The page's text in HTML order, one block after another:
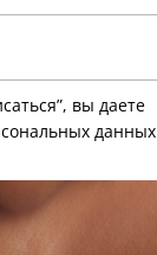
вы даете
данных